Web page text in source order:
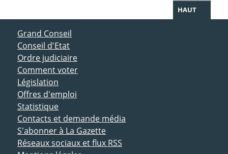
HAUT
ACCÈS DIRECT
Grand Conseil
Conseil d'Etat
Ordre judiciaire
Comment voter
Législation
Offres d'emploi
Statistique
Contacts et demande média
S'abonner à La Gazette
Réseaux sociaux et flux RSS